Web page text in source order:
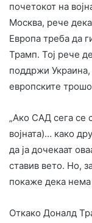
почетокот на
Москва, рече
Европа треба да
Трамп. Тој рече
поддржи
европските
„Ако САД сега се
војната)… како
да ја дочекаат
ставив вето. Но,
покаже дека
Откако Доналд